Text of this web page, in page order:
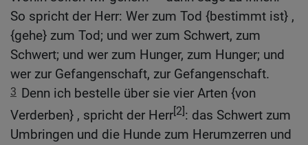
So spricht der Herr: Wer zum Tod {bestimmt ist} ,
{gehe} zum Tod; und wer zum Schwert, zum
Schwert; und wer zum Hunger, zum Hunger; und
wer zur Gefangenschaft, zur Gefangenschaft.
3 Denn ich bestelle über sie vier Arten {von
Verderben} , spricht der Herr[2]: das Schwert zum
Umbringen und die Hunde zum Herumzerren und